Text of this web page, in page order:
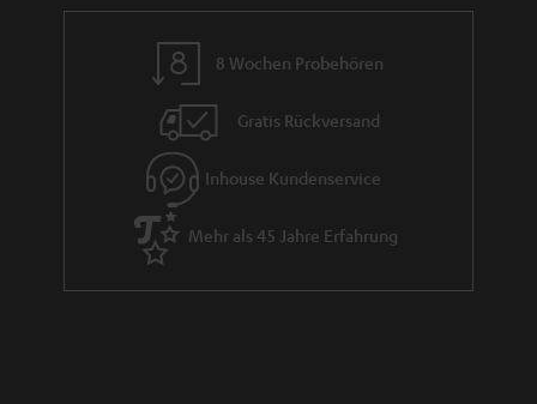
Mitteltönern sorgt für eine klare Sprachwiedergabe. Eine ergreifende
Soundkulisse mit starkem Bass, beständigen Mitten und klaren Höhen
Cubycon Serie sind High End Microautsprecher. Eigentlich
ein Paradoxon: High End und Micro? Das geht nicht. Doch, und zwar, wenn
Teufel draufsteht. Mehr High-Class-Sound pro cm² geht absolut nicht. Klein
aber extrem chic. Die Hochleistungs-Bassperformance übernimmt ein
leistungsstarker Subwoofer. Hochauflösender Sound – egal ob für
Heimkino, Musik oder Games – höchst detailliert in den Hoch- und
Mitteltonbereich, extrem potent im Bassbereich.
akustisch umso präsenter- High End und High Definition war noch nie so
8 Wochen Probehören
Gratis Rückversand
Inhouse Kundenservice
Mehr als 45 Jahre Erfahrung